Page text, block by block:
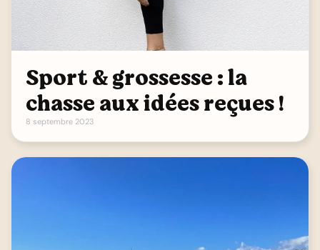
Sport & grossesse : la
chasse aux idées reçues !
8 septembre 2023